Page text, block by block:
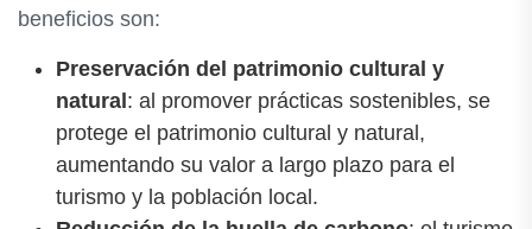
beneficios son:
Preservación del patrimonio cultural y
natural: al promover prácticas sostenibles, se
protege el patrimonio cultural y natural,
aumentando su valor a largo plazo para el
turismo y la población local.